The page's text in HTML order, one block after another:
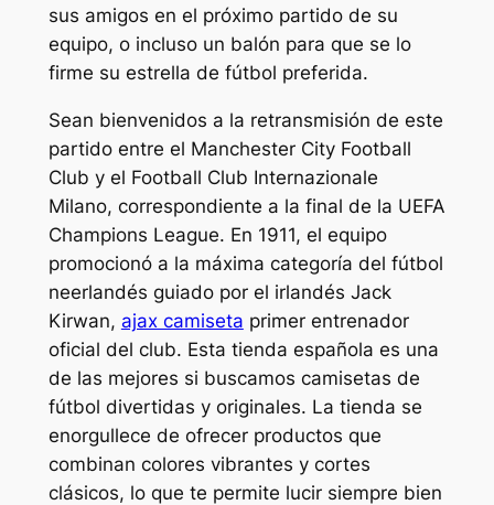
sus amigos en el próximo partido de su
equipo, o incluso un balón para que se lo
firme su estrella de fútbol preferida.
Sean bienvenidos a la retransmisión de este
partido entre el Manchester City Football
Club y el Football Club Internazionale
Milano, correspondiente a la final de la UEFA
Champions League. En 1911, el equipo
promocionó a la máxima categoría del fútbol
neerlandés guiado por el irlandés Jack
Kirwan, ajax camiseta primer entrenador
oficial del club. Esta tienda española es una
de las mejores si buscamos camisetas de
fútbol divertidas y originales. La tienda se
enorgullece de ofrecer productos que
combinan colores vibrantes y cortes
clásicos, lo que te permite lucir siempre bien